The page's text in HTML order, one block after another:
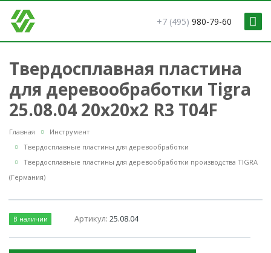
+7 (495) 980-79-60
Твердосплавная пластина
для деревообработки Tigra
25.08.04 20х20х2 R3 T04F
Главная
Инструмент
Твердосплавные пластины для деревообработки
Твердосплавные пластины для деревообработки производства TIGRA
(Германия)
В наличии Артикул:25.08.04